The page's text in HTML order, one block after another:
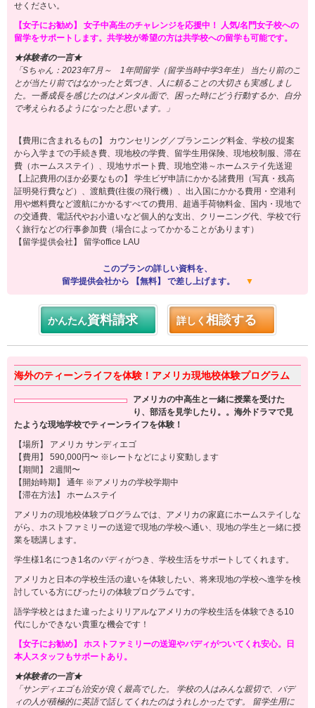
せください。
【女子にお勧め】 女子中高生のチャレンジを応援中！ 人気/名門女子校への
留学をサポートします。共学校が希望の方は共学校への留学も可能です。
★体験者の一言★
「Sちゃん：2023年7月～ 1年間留学（留学当時中学3年生） 当たり前のこ
とが当たり前ではなかったと気づき、人に頼ることの大切さも実感しまし
た。一番成長を感じたのはメンタル面で、困った時にどう行動するか、自分
で考えられるようになったと思います。」
【費用に含まれるもの】 カウンセリング／プランニング料金、学校の提案
から入学までの手続き費、現地校の学費、留学生用保険、現地校制服、滞在
費（ホームスステイ）、現地サポート費、現地空港～ホームステイ先送迎
【上記費用のほか必要なもの】 学生ビザ申請にかかる諸費用（写真・残高
証明発行費など）、渡航費(往復の飛行機）、出入国にかかる費用・空港利
用や燃料費など渡航にかかるすべての費用、超過手荷物料金、国内・現地で
の交通費、電話代やお小遣いなど個人的な支出、クリーニング代、学校で行
く旅行などの行事参加費（場合によってかかることがあります）
【留学提供会社】 留学office LAU
このプランの詳しい資料を、
留学提供会社から 【無料】 で差し上げます。
▼
かんたん資料請求 詳しく相談する
海外のティーンライフを体験！アメリカ現地校体験プログラム
アメリカの中高生と一緒に授業を受けた
り、部活を見学したり。。海外ドラマで見
たような現地学校でティーンライフを体験！
【場所】 アメリカ サンディエゴ
【費用】 590,000円〜 ※レートなどにより変動します
【期間】 2週間〜
【開始時期】 通年 ※アメリカの学校学期中
【滞在方法】 ホームステイ
アメリカの現地校体験プログラムでは、アメリカの家庭にホームステイしな
がら、ホストファミリーの送迎で現地の学校へ通い、現地の学生と一緒に授
業を聴講します。
学生様1名につき1名のバディがつき、学校生活をサポートしてくれます。
アメリカと日本の学校生活の違いを体験したい、将来現地の学校へ進学を検
討している方にぴったりの体験プログラムです。
語学学校とはまた違ったよりリアルなアメリカの学校生活を体験できる10
代にしかできない貴重な機会です！
【女子にお勧め】 ホストファミリーの送迎やバディがついてくれ安心。日
本人スタッフもサポートあり。
★体験者の一言★
「サンディエゴも治安が良く最高でした。 学校の人はみんな親切で、バデ
ィの人が積極的に英語で話してくれたのはうれしかったです。 留学生用に